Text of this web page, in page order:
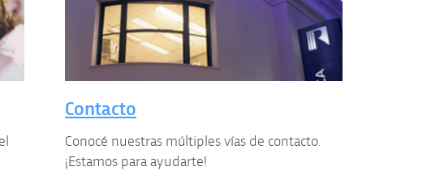
Contacto
Conocé nuestras múltiples vías de contacto.
¡Estamos para ayudarte!